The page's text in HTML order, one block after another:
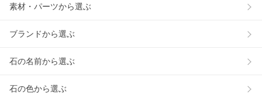
素材・パーツから選ぶ
ブランドから選ぶ
石の名前から選ぶ
石の色から選ぶ